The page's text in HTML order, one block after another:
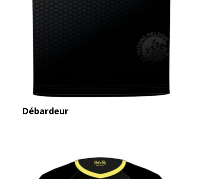
Débardeur